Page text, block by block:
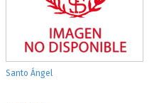
Santo Ángel